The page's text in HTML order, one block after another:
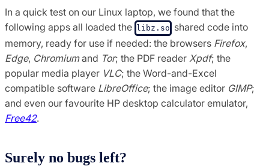
In a quick test on our Linux laptop, we found that the
following apps all loaded the libz.so shared code into
memory, ready for use if needed: the browsers Firefox,
Edge, Chromiumand Tor; the PDF reader Xpdf; the
popular media player VLC; the Word-and-Excel
compatible software LibreOffice; the image editor GIMP;
and even our favourite HP desktop calculator emulator,
Free42.
Surely no bugs left?